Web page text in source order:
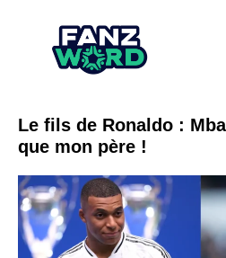
Le fils de Ronaldo :
que mon père !